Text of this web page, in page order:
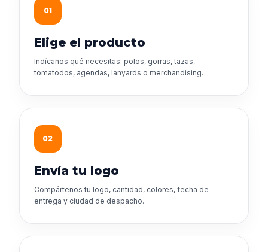
01
Elige el producto
Indícanos qué necesitas: polos, gorras, tazas,
tomatodos, agendas, lanyards o merchandising.
02
Envía tu logo
Compártenos tu logo, cantidad, colores, fecha de
entrega y ciudad de despacho.